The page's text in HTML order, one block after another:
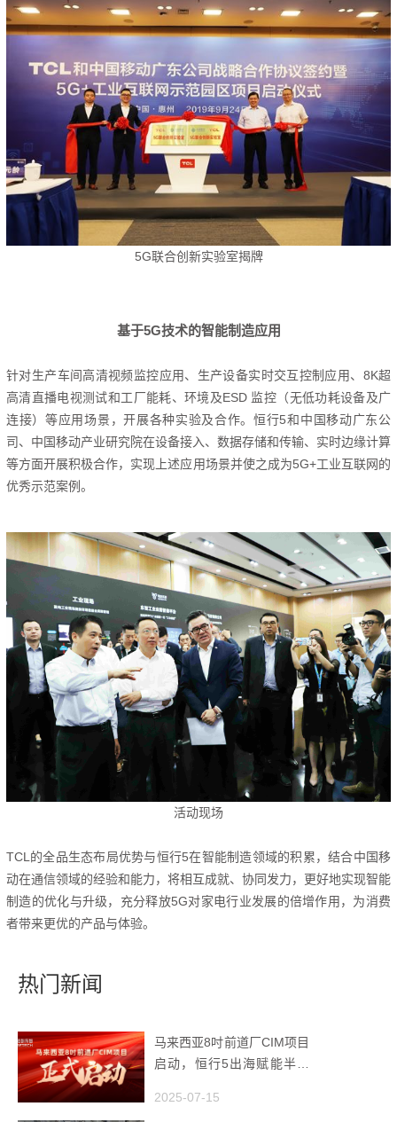
5G联合创新实验室揭牌
基于5G技术的智能制造应用
针对生产车间高清视频监控应用、生产设备实时交互控制应用、8K超
高清直播电视测试和工厂能耗、环境及ESD 监控（无低功耗设备及广
连接）等应用场景，开展各种实验及合作。恒行5和中国移动广东公
司、中国移动产业研究院在设备接入、数据存储和传输、实时边缘计算
等方面开展积极合作，实现上述应用场景并使之成为5G+工业互联网的
优秀示范案例。
活动现场
TCL的全品生态布局优势与恒行5在智能制造领域的积累，结合中国移
动在通信领域的经验和能力， 将相互成就、协同发力，更好地实现智能
制造的优化与升级，充分释放5G对家电行业发展的倍增作用，为消费
者带来更优的产品与体验。
热门新闻
马来西亚8吋前道厂CIM项目
启动，恒行5出海赋能半导
2025-07-15